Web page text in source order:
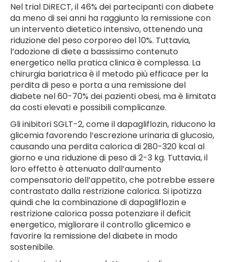
Nel trial DiRECT, il 46% dei partecipanti con diabete
da meno di sei anni ha raggiunto la remissione con
un intervento dietetico intensivo, ottenendo una
riduzione del peso corporeo del 10%. Tuttavia,
l’adozione di diete a bassissimo contenuto
energetico nella pratica clinica è complessa. La
chirurgia bariatrica è il metodo più efficace per la
perdita di peso e porta a una remissione del
diabete nel 60-70% dei pazienti obesi, ma è limitata
da costi elevati e possibili complicanze.
Gli inibitori SGLT-2, come il dapagliflozin, riducono la
glicemia favorendo l’escrezione urinaria di glucosio,
causando una perdita calorica di 280-320 kcal al
giorno e una riduzione di peso di 2-3 kg. Tuttavia, il
loro effetto è attenuato dall’aumento
compensatorio dell’appetito, che potrebbe essere
contrastato dalla restrizione calorica. Si ipotizza
quindi che la combinazione di dapagliflozin e
restrizione calorica possa potenziare il deficit
energetico, migliorare il controllo glicemico e
favorire la remissione del diabete in modo
sostenibile.